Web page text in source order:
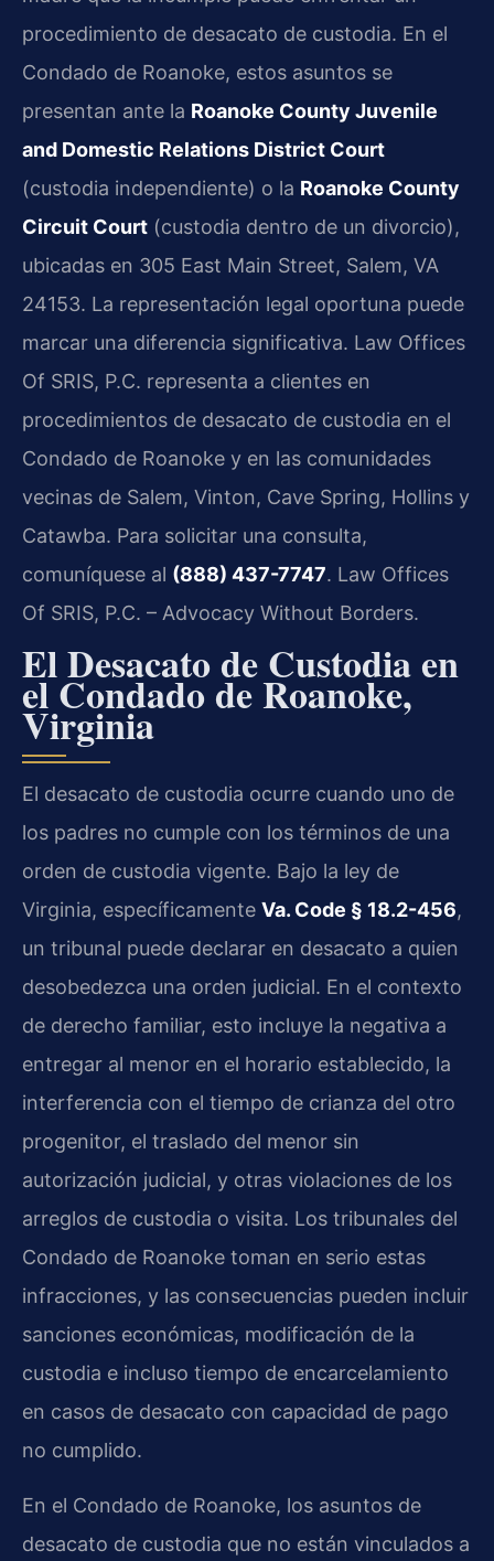
procedimiento de desacato de custodia. En el
Condado de Roanoke, estos asuntos se
presentan ante la Roanoke County Juvenile
and Domestic Relations District Court
(custodia independiente) o la Roanoke County
Circuit Court (custodia dentro de un divorcio),
ubicadas en 305 East Main Street, Salem, VA
24153. La representación legal oportuna puede
marcar una diferencia significativa. Law Offices
Of SRIS, P.C. representa a clientes en
procedimientos de desacato de custodia en el
Condado de Roanoke y en las comunidades
vecinas de Salem, Vinton, Cave Spring, Hollins y
Catawba. Para solicitar una consulta,
comuníquese al (888) 437-7747. Law Offices
Of SRIS, P.C. – Advocacy Without Borders.
El Desacato de Custodia en
el Condado de Roanoke,
Virginia
El desacato de custodia ocurre cuando uno de
los padres no cumple con los términos de una
orden de custodia vigente. Bajo la ley de
Virginia, específicamente Va. Code § 18.2-456,
un tribunal puede declarar en desacato a quien
desobedezca una orden judicial. En el contexto
de derecho familiar, esto incluye la negativa a
entregar al menor en el horario establecido, la
interferencia con el tiempo de crianza del otro
progenitor, el traslado del menor sin
autorización judicial, y otras violaciones de los
arreglos de custodia o visita. Los tribunales del
Condado de Roanoke toman en serio estas
infracciones, y las consecuencias pueden incluir
sanciones económicas, modificación de la
custodia e incluso tiempo de encarcelamiento
en casos de desacato con capacidad de pago
no cumplido.
En el Condado de Roanoke, los asuntos de
desacato de custodia que no están vinculados a